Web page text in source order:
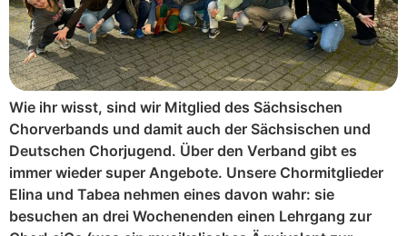
Wie ihr wisst, sind wir Mitglied des Sächsischen
Chorverbands und damit auch der Sächsischen und
Deutschen Chorjugend. Über den Verband gibt es
immer wieder super Angebote. Unsere Chormitglieder
Elina und Tabea nehmen eines davon wahr: sie
besuchen an drei Wochenenden einen Lehrgang zur